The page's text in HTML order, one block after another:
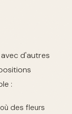
d'autres
:
des fleurs